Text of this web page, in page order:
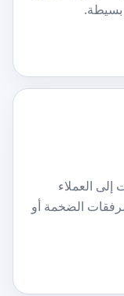
بسيطة.
العملاء
الضخمة أو